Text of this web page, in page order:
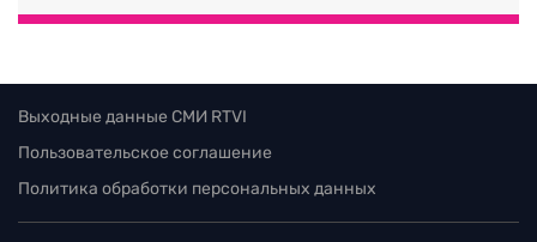
Выходные данные СМИ RTVI
Пользовательское соглашение
Политика обработки персональных данных